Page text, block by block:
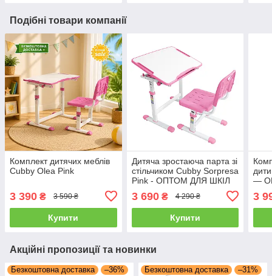
Подібні товари компанії
Комплект дитячих меблів
Cubby Olea Pink
3 390 ₴ 3 590 ₴
Купити
Дитяча зростаюча парта зі
стільчиком Cubby Sorpresa
Pink - ОПТОМ ДЛЯ ШКІЛ
3 690₴ 4 290 ₴
Купити
—
3
Акційні пропозиції та новинки
Безкоштовна доставка
–36%
Безкоштовна доставка
–31%